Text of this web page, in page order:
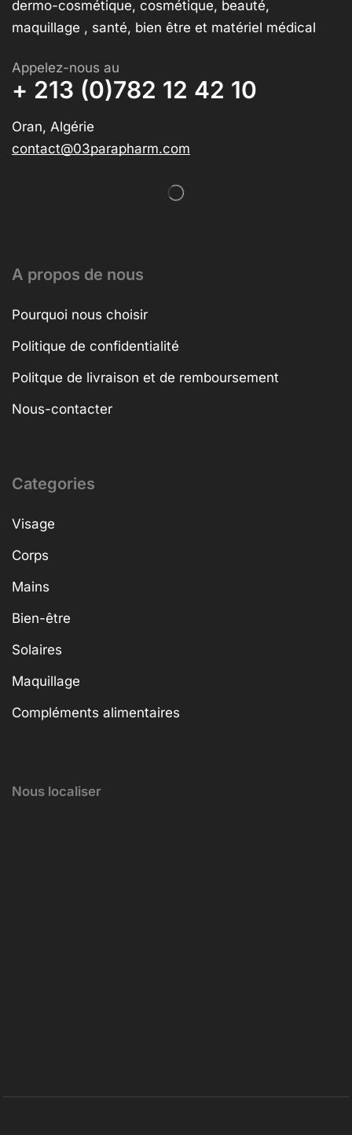
dermo-cosmétique, cosmétique, beauté,
maquillage , santé, bien être et matériel médical
Appelez-nous au
+ 213 (0)782 12 42 10
Oran, Algérie
contact@03parapharm.com
A propos de nous
Pourquoi nous choisir
Politique de confidentialité
Politque de livraison et de remboursement
Nous-contacter
Categories
Visage
Corps
Mains
Bien-être
Solaires
Maquillage
Compléments alimentaires
Nous localiser